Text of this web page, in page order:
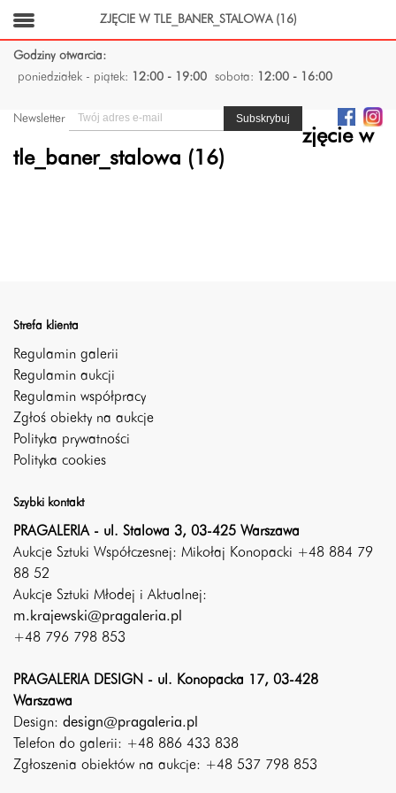
Godziny otwarcia:
poniedziałek - piątek:
12:00 - 19:00 sobota: 12:00 - 16:00
Newsletter
zjęcie w
tle_baner_stalowa (16)
Strefa klienta
Regulamin galerii
Regulamin aukcji
Regulamin współpracy
Zgłoś obiekty na aukcje
Polityka prywatności
Polityka cookies
Szybki kontakt
PRAGALERIA - ul. Stalowa 3, 03-425 Warszawa
Aukcje Sztuki Współczesnej: Mikołaj Konopacki +48 884 79
88 52
Aukcje Sztuki Młodej i Aktualnej:
m.krajewski@pragaleria.pl
+48 796 798 853
PRAGALERIA DESIGN - ul. Konopacka 17, 03-428
Warszawa
Design: design@pragaleria.pl
Telefon do galerii: +48 886 433 838
Zgłoszenia obiektów na aukcje: +48 537 798 853
ZJĘCIE W TLE_BANER_STALOWA (16)